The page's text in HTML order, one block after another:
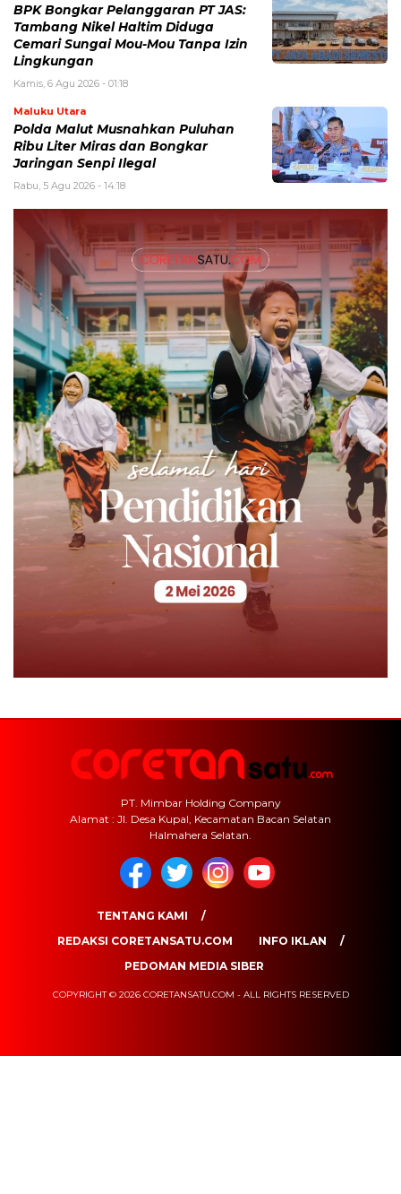
BPK Bongkar Pelanggaran PT JAS:
Tambang Nikel Haltim Diduga
Cemari Sungai Mou-Mou Tanpa Izin
Lingkungan
Kamis, 6 Agu 2026 - 01:18
Maluku Utara
Polda Malut Musnahkan Puluhan
Ribu Liter Miras dan Bongkar
Jaringan Senpi Ilegal
Rabu, 5 Agu 2026 - 14:18
PT. Mimbar Holding Company
Alamat : Jl. Desa Kupal, Kecamatan Bacan Selatan
Halmahera Selatan.
TENTANG KAMI
REDAKSI CORETANSATU.COM
INFO IKLAN
PEDOMAN MEDIA SIBER
COPYRIGHT © 2026 CORETANSATU.COM - ALL RIGHTS RESERVED